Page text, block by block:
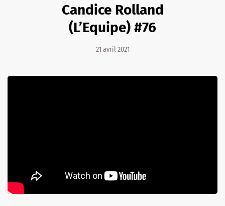
Candice Rolland
(L’Equipe) #76
21 avril 2021